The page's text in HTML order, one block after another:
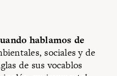
hablamos de
sociales y de
de sus vocablos